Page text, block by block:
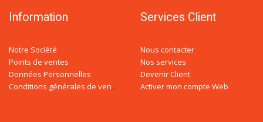
Information
Notre Société
Points de ventes
Données Personnelles
Conditions générales de ventes
Services Client
Nous contacter
Nos services
Devenir Client
Activer mon compte Web